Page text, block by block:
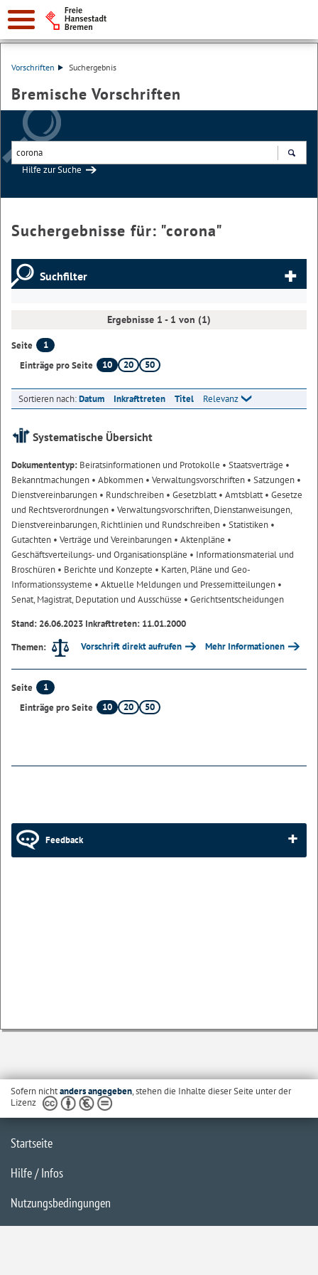
Vorschriften Suchergebnis
Bremische Vorschriften
Hilfe zur Suche
Suchergebnisse für: "corona"
Suchfilter
Ergebnisse 1 - 1 von (1)
Seite
1
Einträge pro Seite
10 20 50
Sortieren nach:Datum Inkrafttreten Titel Relevanz
Systematische Übersicht
Dokumententyp: Beiratsinformationen und Protokolle • Staatsverträge •
Bekanntmachungen • Abkommen • Verwaltungsvorschriften • Satzungen •
Dienstvereinbarungen • Rundschreiben • Gesetzblatt• Amtsblatt• Gesetze
und Rechtsverordnungen • Verwaltungsvorschriften, Dienstanweisungen,
Dienstvereinbarungen, Richtlinien und Rundschreiben • Statistiken •
Gutachten • Verträge und Vereinbarungen • Aktenpläne •
Geschäftsverteilungs- und Organisationspläne • Informationsmaterial und
Broschüren • Berichte und Konzepte • Karten, Pläne und Geo-
Informationssysteme • Aktuelle Meldungen und Pressemitteilungen •
Senat, Magistrat, Deputation und Ausschüsse • Gerichtsentscheidungen
Stand: 26.06.2023 Inkrafttreten: 11.01.2000
Themen:
Vorschrift direkt aufrufen Mehr Informationen
Seite
1
Einträge pro Seite
10 20 50
Feedback
Sofern nichtanders angegeben, stehen die Inhalte dieser Seite unter der
Lizenz
Startseite
Hilfe / Infos
Nutzungsbedingungen